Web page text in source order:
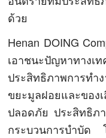
ด้วย
Henan DOING
เอาชนะปัญหาท
ประสิทธิภาพการทำ
ขยะมูลฝอยและขอ
ปลอดภัย ประสิทธิภ
กระบวนการบำบัด